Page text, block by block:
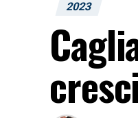
2023